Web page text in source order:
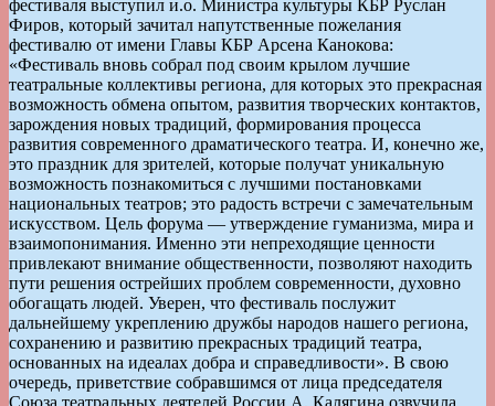
фестиваля выступил и.о. Министра культуры КБР Руслан
Фиров, который зачитал напутственные пожелания
фестивалю от имени Главы КБР Арсена Канокова:
«Фестиваль вновь собрал под своим крылом лучшие
театральные коллективы региона, для которых это прекрасная
возможность обмена опытом, развития творческих контактов,
зарождения новых традиций, формирования процесса
развития современного драматического театра. И, конечно же,
это праздник для зрителей, которые получат уникальную
возможность познакомиться с лучшими постановками
национальных театров; это радость встречи с замечательным
искусством. Цель форума — утверждение гуманизма, мира и
взаимопонимания. Именно эти непреходящие ценности
привлекают внимание общественности, позволяют находить
пути решения острейших проблем современности, духовно
обогащать людей. Уверен, что фестиваль послужит
дальнейшему укреплению дружбы народов нашего региона,
сохранению и развитию прекрасных традиций театра,
основанных на идеалах добра и справедливости». В свою
очередь, приветствие собравшимся от лица председателя
Союза театральных деятелей России А. Калягина озвучила